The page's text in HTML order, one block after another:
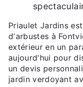
Priaulet Jardins
d'arbustes à
extérieur en un
aujourd'hui pour
un devis
jardin verdoyant